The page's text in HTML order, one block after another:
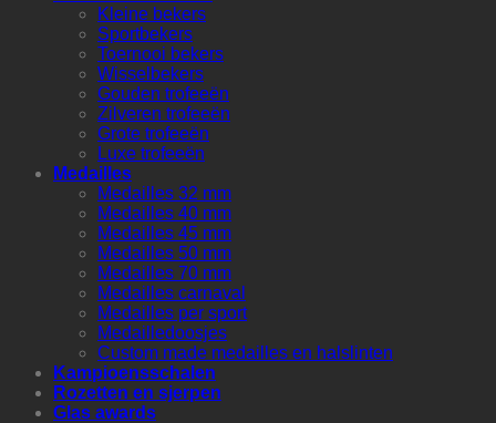
Kleine bekers
Sportbekers
Toernooi bekers
Wisselbekers
Gouden trofeeën
Zilveren trofeeën
Grote trofeeën
Luxe trofeeën
Medailles
Medailles 32 mm
Medailles 40 mm
Medailles 45 mm
Medailles 50 mm
Medailles 70 mm
Medailles carnaval
Medailles per sport
Medailledoosjes
Custom made medailles en halslinten
Kampioensschalen
Rozetten en sjerpen
Glas awards